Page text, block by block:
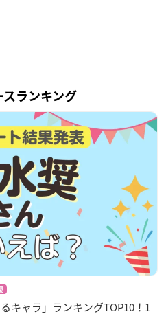
スランキング
キャラ」ランキングTOP10！1